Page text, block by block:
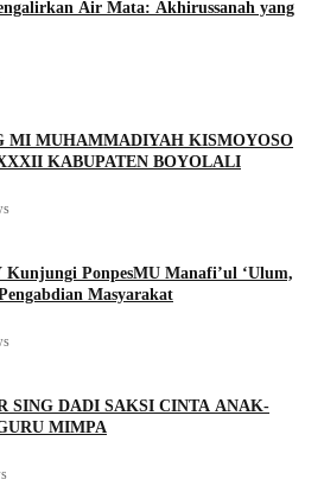
Air Mata: Akhirussanah yang
MI MUHAMMADIYAH KISMOYOSO
KABUPATEN BOYOLALI
PonpesMU Manafi’ul ‘Ulum,
Masyarakat
SING DADI SAKSI CINTA ANAK-
MIMPA